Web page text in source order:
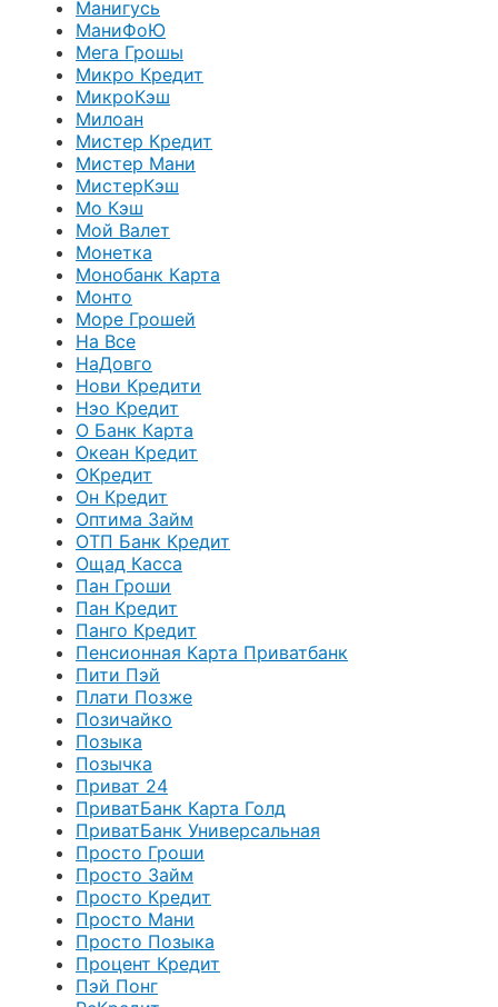
Манигусь
МаниФоЮ
Мега Грошы
Микро Кредит
МикроКэш
Милоан
Мистер Кредит
Мистер Мани
МистерКэш
Мо Кэш
Мой Валет
Монетка
Монобанк Карта
Монто
Море Грошей
На Все
НаДовго
Нови Кредити
Нэо Кредит
О Банк Карта
Океан Кредит
ОКредит
Он Кредит
Оптима Займ
ОТП Банк Кредит
Ощад Касса
Пан Гроши
Пан Кредит
Панго Кредит
Пенсионная Карта Приватбанк
Пити Пэй
Плати Позже
Позичайко
Позыка
Позычка
Приват 24
ПриватБанк Карта Голд
ПриватБанк Универсальная
Просто Гроши
Просто Займ
Просто Кредит
Просто Мани
Просто Позыка
Процент Кредит
Пэй Понг